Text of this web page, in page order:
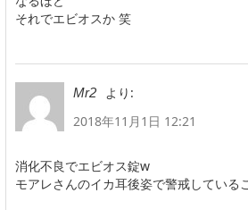
それでエビオスか 笑
Mr2
より:
2018年11月1日 12:21
消化不良でエビオス錠w
モアレさんのイカ耳後姿で警戒している